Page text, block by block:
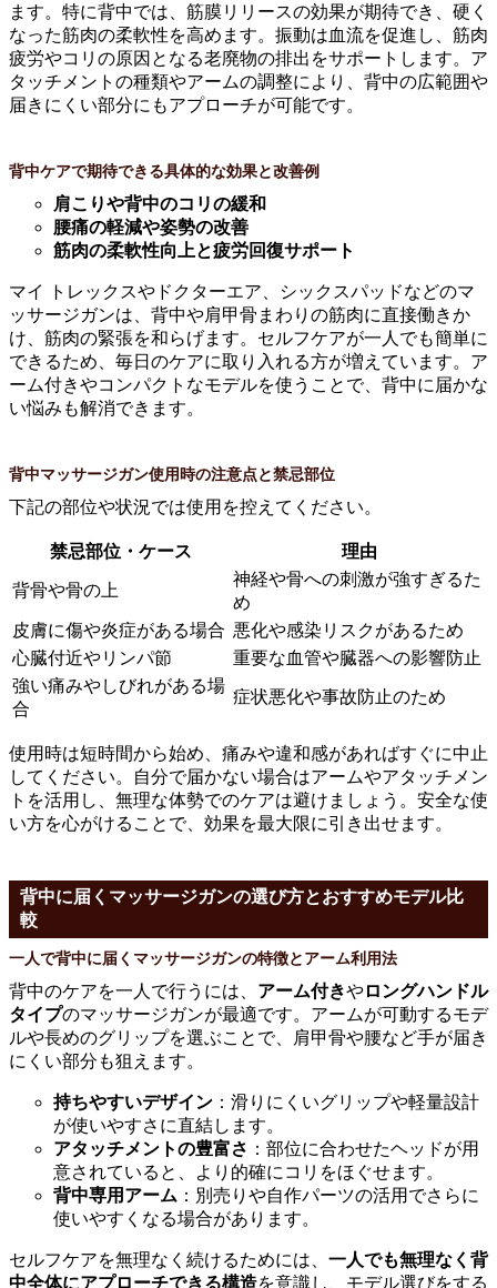
ます。特に背中では、筋膜リリースの効果が期待でき、硬く
なった筋肉の柔軟性を高めます。振動は血流を促進し、筋肉
疲労やコリの原因となる老廃物の排出をサポートします。ア
タッチメントの種類やアームの調整により、背中の広範囲や
届きにくい部分にもアプローチが可能です。
背中ケアで期待できる具体的な効果と改善例
肩こりや背中のコリの緩和
腰痛の軽減や姿勢の改善
筋肉の柔軟性向上と疲労回復サポート
マイ トレックスやドクターエア、シックスパッドなどのマ
ッサージガンは、背中や肩甲骨まわりの筋肉に直接働きか
け、筋肉の緊張を和らげます。セルフケアが一人でも簡単に
できるため、毎日のケアに取り入れる方が増えています。ア
ーム付きやコンパクトなモデルを使うことで、背中に届かな
い悩みも解消できます。
背中マッサージガン使用時の注意点と禁忌部位
下記の部位や状況では使用を控えてください。
禁忌部位・ケース 理由
背骨や骨の上
神経や骨への刺激が強すぎるた
め
皮膚に傷や炎症がある場合 悪化や感染リスクがあるため
心臓付近やリンパ節
重要な血管や臓器への影響防止
強い痛みやしびれがある場
合
症状悪化や事故防止のため
使用時は短時間から始め、痛みや違和感があればすぐに中止
してください。自分で届かない場合はアームやアタッチメン
トを活用し、無理な体勢でのケアは避けましょう。安全な使
い方を心がけることで、効果を最大限に引き出せます。
背中に届くマッサージガンの選び方とおすすめモデル比
較
一人で背中に届くマッサージガンの特徴とアーム利用法
背中のケアを一人で行うには、 アーム付きやロングハンドル
タイプのマッサージガンが最適です。アームが可動するモデ
ルや長めのグリップを選ぶことで、肩甲骨や腰など手が届き
にくい部分も狙えます。
持ちやすいデザイン ：滑りにくいグリップや軽量設計
が使いやすさに直結します。
アタッチメントの豊富さ ：部位に合わせたヘッドが用
意されていると、より的確にコリをほぐせます。
背中専用アーム ：別売りや自作パーツの活用でさらに
使いやすくなる場合があります。
セルフケアを無理なく続けるためには、 一人でも無理なく背
中全体にアプローチできる構造を意識し、モデル選びをする